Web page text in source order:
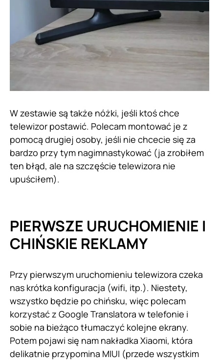
W zestawie są także nóżki, jeśli ktoś chce
telewizor postawić. Polecam montować je z
pomocą drugiej osoby, jeśli nie chcecie się za
bardzo przy tym nagimnastykować (ja zrobiłem
ten błąd, ale na szczęście telewizora nie
upuściłem).
PIERWSZE URUCHOMIENIE I
CHIŃSKIE REKLAMY
Przy pierwszym uruchomieniu telewizora czeka
nas krótka konfiguracja (wifi, itp.). Niestety,
wszystko będzie po chińsku, więc polecam
korzystać z Google Translatora w telefonie i
sobie na bieżąco tłumaczyć kolejne ekrany.
Potem pojawi się nam nakładka Xiaomi, która
delikatnie przypomina MIUI (przede wszystkim